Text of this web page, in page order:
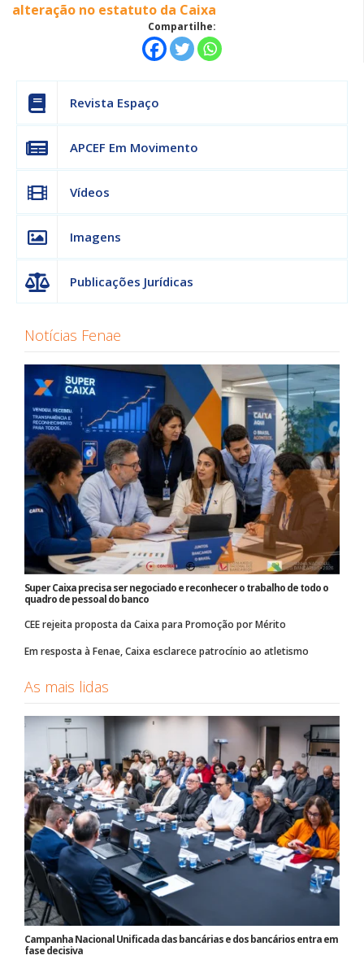
alteração no estatuto da Caixa
Compartilhe:
Revista Espaço
APCEF Em Movimento
Vídeos
Imagens
Publicações Jurídicas
Notícias Fenae
Super Caixa precisa ser negociado e reconhecer o trabalho de todo o
quadro de pessoal do banco
CEE rejeita proposta da Caixa para Promoção por Mérito
Em resposta à Fenae, Caixa esclarece patrocínio ao atletismo
As mais lidas
Campanha Nacional Unificada das bancárias e dos bancários entra em
fase decisiva